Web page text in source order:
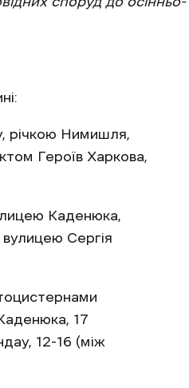
річкою Нимишля,
Героїв Харкова,
Каденюка,
Сергія
17
12-16 (між